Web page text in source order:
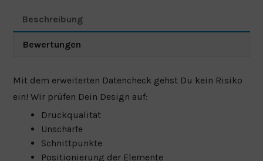
Beschreibung
Bewertungen
Mit dem erweiterten Datencheck gehst Du kein Risiko
ein! Wir prüfen Dein Design auf:
Druckqualität
Unschärfe
Schnittpunkte
Positionierung der Elemente